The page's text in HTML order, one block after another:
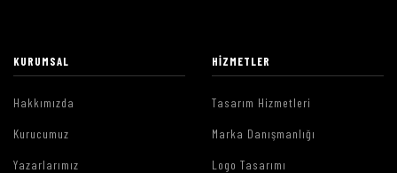
KURUMSAL
Hakkımızda
Kurucumuz
Yazarlarımız
HIZMETLER
Tasarım Hizmetleri
Marka Danışmanlığı
Logo Tasarımı